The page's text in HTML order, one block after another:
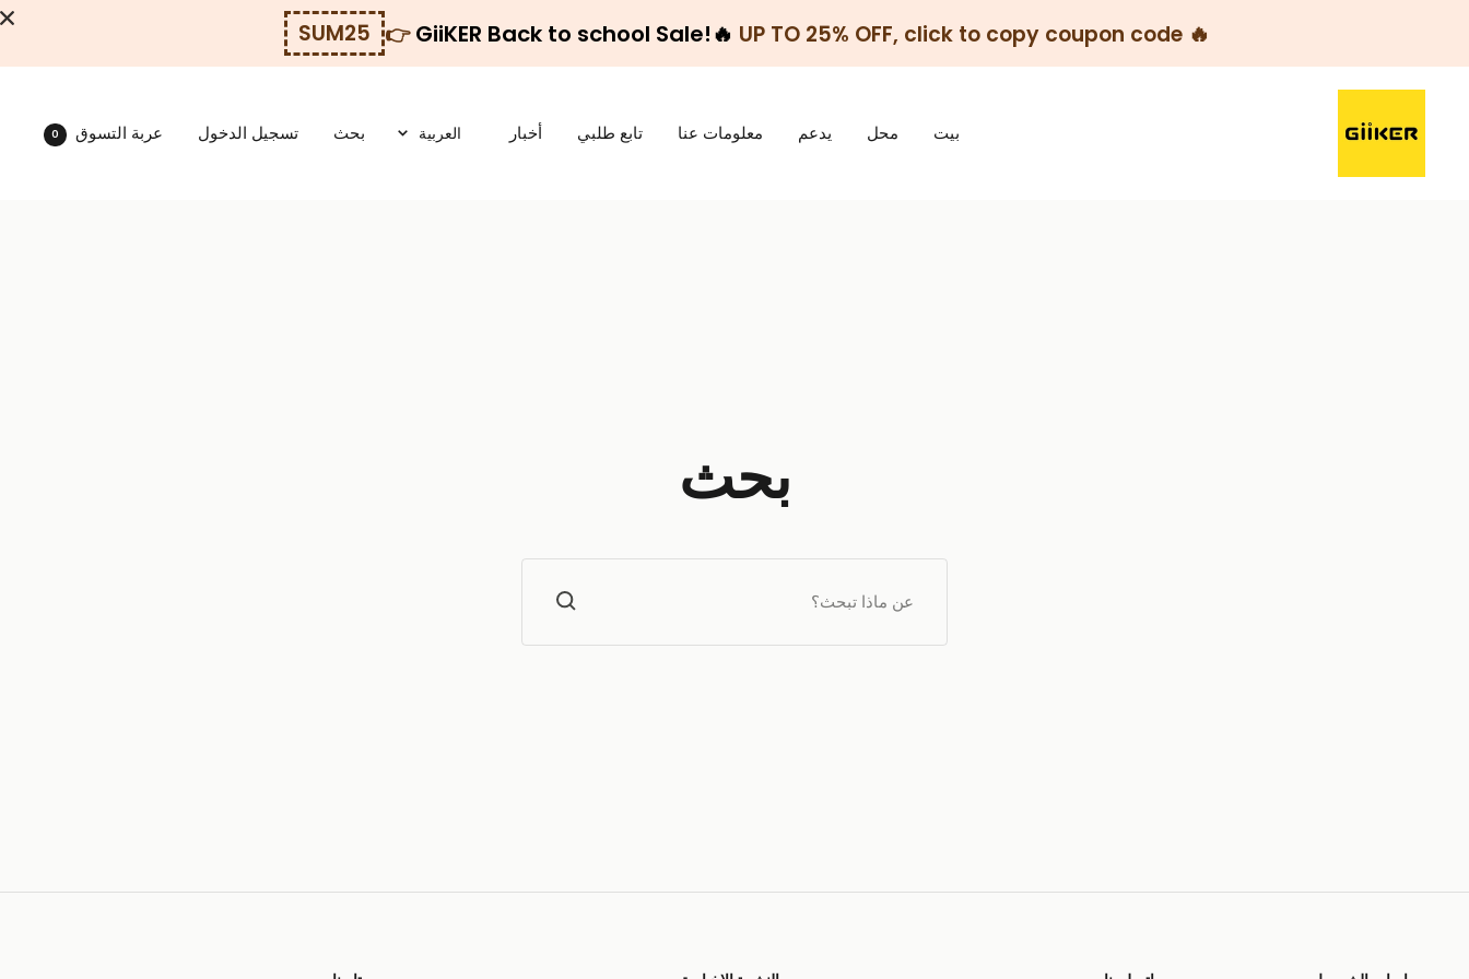
🔥
GiiKER Back to school Sale!🔥 UP TO 25% OFF, click to copy coupon code 👉
SUM25
بيت محل يدعم معلومات عنا تابع طلبي أخبار
KSA
اللغة
العربية بحث تسجيل الدخول عربة التسوق 0
بحث